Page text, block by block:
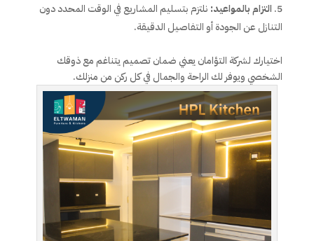
التزام بالمواعيد: نلتزم بتسليم المشاريع في الوقت المحدد دون
التنازل عن الجودة أو التفاصيل الدقيقة.
اختيارك لشركة التؤامان يعني ضمان تصميم يتناغم مع ذوقك
الشخصي ويوفر لك الراحة والجمال في كل ركن من منزلك.